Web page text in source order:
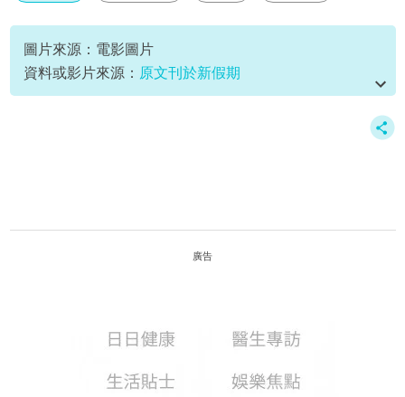
鄭保瑞
圖片來源：電影圖片
資料或影片來源： 原文刊於新假期
廣告